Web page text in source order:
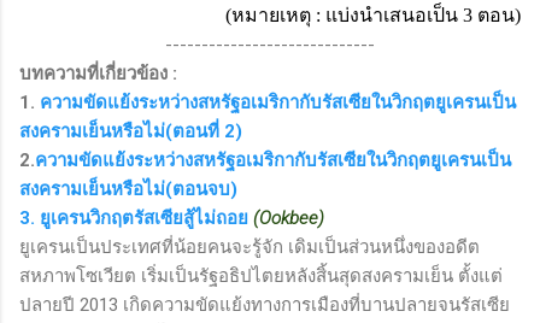
(หมายเหตุ : แบ่งนำเสนอเป็น 3 ตอน)
-----------------------------
บทความที่เกี่ยวข้อง :
1. ความขัดแย้งระหว่างสหรัฐอเมริกากับรัสเซียในวิกฤตยูเครนเป็น
สงครามเย็นหรือไม่(ตอนที่ 2)
2.ความขัดแย้งระหว่างสหรัฐอเมริกากับรัสเซียในวิกฤตยูเครนเป็น
สงครามเย็นหรือไม่(ตอนจบ)
3. ยูเครนวิกฤตรัสเซียสู้ไม่ถอย (Ookbee)
ยูเครนเป็นประเทศที่น้อยคนจะรู้จัก เดิมเป็นส่วนหนึ่งของอดีต
สหภาพโซเวียต เริ่มเป็นรัฐอธิปไตยหลังสิ้นสุดสงครามเย็น ตั้งแต่
ปลายปี 2013 เกิดความขัดแย้งทางการเมืองที่บานปลายจนรัสเซีย